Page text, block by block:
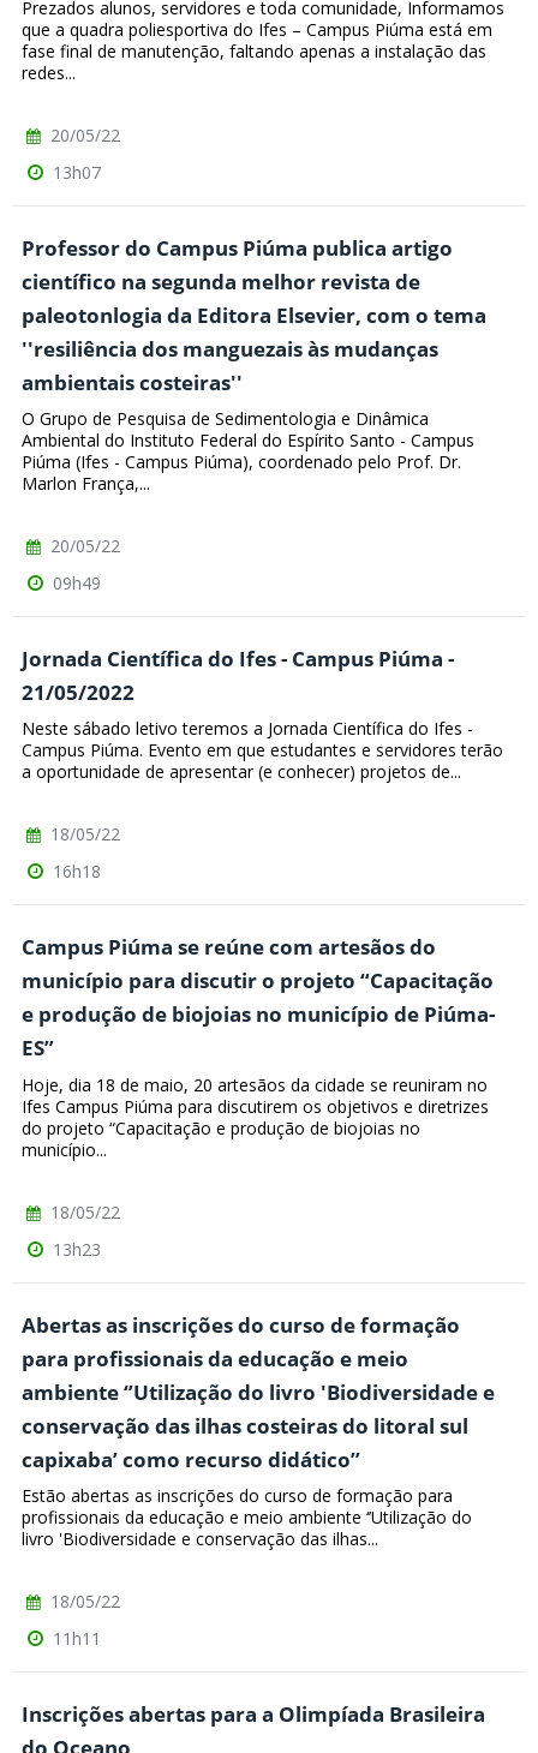
Prezados alunos, servidores e toda comunidade, Informamos
que a quadra poliesportiva do Ifes – Campus Piúma está em
fase final de manutenção, faltando apenas a instalação das
redes...
20/05/22
13h07
Professor do Campus Piúma publica artigo
científico na segunda melhor revista de
paleotonlogia da Editora Elsevier, com o tema
''resiliência dos manguezais às mudanças
ambientais costeiras''
O Grupo de Pesquisa de Sedimentologia e Dinâmica
Ambiental do Instituto Federal do Espírito Santo - Campus
Piúma (Ifes - Campus Piúma), coordenado pelo Prof. Dr.
Marlon França,...
20/05/22
09h49
Jornada Científica do Ifes - Campus Piúma -
21/05/2022
Neste sábado letivo teremos a Jornada Científica do Ifes -
Campus Piúma. Evento em que estudantes e servidores terão
a oportunidade de apresentar (e conhecer) projetos de...
18/05/22
16h18
Campus Piúma se reúne com artesãos do
município para discutir o projeto “Capacitação
e produção de biojoias no município de Piúma-
ES”
Hoje, dia 18 de maio, 20 artesãos da cidade se reuniram no
Ifes Campus Piúma para discutirem os objetivos e diretrizes
do projeto “Capacitação e produção de biojoias no
município...
18/05/22
13h23
Abertas as inscrições do curso de formação
para profissionais da educação e meio
ambiente ‘’Utilização do livro 'Biodiversidade e
conservação das ilhas costeiras do litoral sul
capixaba’ como recurso didático’’
Estão abertas as inscrições do curso de formação para
profissionais da educação e meio ambiente ‘’Utilização do
livro 'Biodiversidade e conservação das ilhas...
18/05/22
11h11
Inscrições abertas para a Olimpíada Brasileira